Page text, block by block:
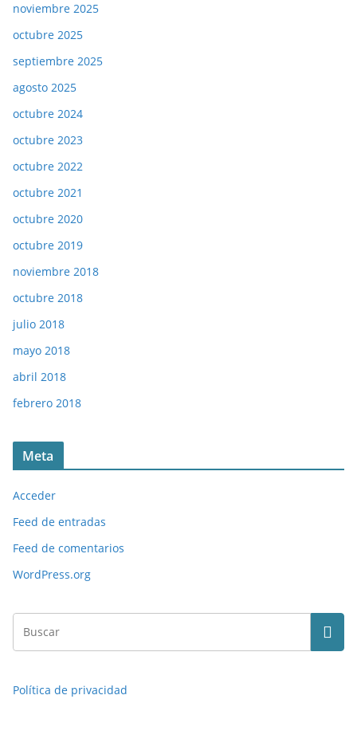
noviembre 2025
octubre 2025
septiembre 2025
agosto 2025
octubre 2024
octubre 2023
octubre 2022
octubre 2021
octubre 2020
octubre 2019
noviembre 2018
octubre 2018
julio 2018
mayo 2018
abril 2018
febrero 2018
Meta
Acceder
Feed de entradas
Feed de comentarios
WordPress.org
Política de privacidad